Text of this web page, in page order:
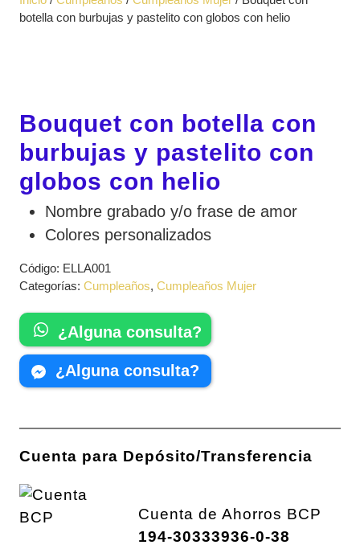
apertura
botella con burbujas y pastelito con globos con helio
Bouquet con botella con
burbujas y pastelito con
globos con helio
Nombre grabado y/o frase de amor
Colores personalizados
Código: ELLA001
Categorías: Cumpleaños, Cumpleaños Mujer
¿Alguna consulta?
¿Alguna consulta?
Cuenta para Depósito/Transferencia
Cuenta de Ahorros BCP
194-30333936-0-38